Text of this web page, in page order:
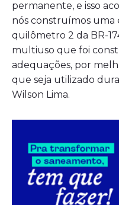
permanente, e isso
nós construímos uma
quilômetro 2 da BR-
multiuso que foi
adequações, por
que seja utilizado
Wilson Lima.